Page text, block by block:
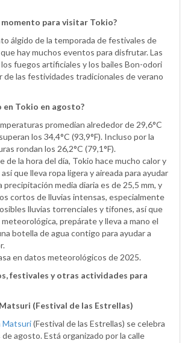
momento para visitar Tokio?
álgido de la temporada de festivales de
hay muchos eventos para disfrutar. Las
fuegos artificiales y los bailes Bon-odori
las festividades tradicionales de verano
en Tokio en agosto?
promedian alrededor de 29,6°C
los 34,4°C (93,9°F). Incluso por la
rondan los 26,2°C (79,1°F).
la hora del día, Tokio hace mucho calor y
que lleva ropa ligera y aireada para ayudar
precipitación media diaria es de 25,5 mm, y
cortos de lluvias intensas, especialmente
lluvias torrenciales y tifones, así que
prepárate y lleva a mano el
botella de agua contigo para ayudar a
en datos meteorológicos de 2025.
festivales y otras actividades para
(Festival de las Estrellas)
Matsuri(Festival de las Estrellas) se celebra
agosto. Está organizado por la calle